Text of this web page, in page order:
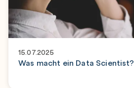
15.07.2025
Was macht ein Data Scientist?